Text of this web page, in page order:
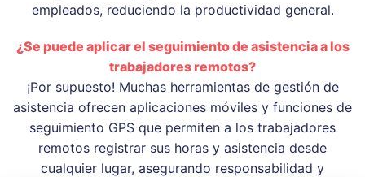
empleados, reduciendo la productividad general.
¿Se puede aplicar el seguimiento de asistencia a los
trabajadores remotos?
¡Por supuesto! Muchas herramientas de gestión de
asistencia ofrecen aplicaciones móviles y funciones de
seguimiento GPS que permiten a los trabajadores
remotos registrar sus horas y asistencia desde
cualquier lugar, asegurando responsabilidad y